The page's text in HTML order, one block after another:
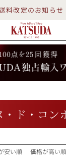
料改定のお知らせ
ング ン
詳細検索する
・ド・コン
安い順 価格が高い順